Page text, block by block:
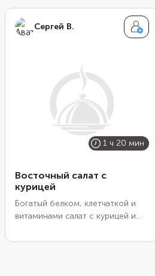
Сергей В.
1 ч 20 мин
Восточный салат с
курицей
Богатый белком, клетчаткой и
витаминами салат с курицей и
ужина. Хотя он настолько яркий